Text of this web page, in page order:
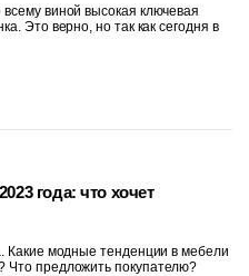
виной высокая ключевая
Это верно, но так как сегодня в
года: что хочет
Какие модные тенденции в мебели
Что предложить покупателю?